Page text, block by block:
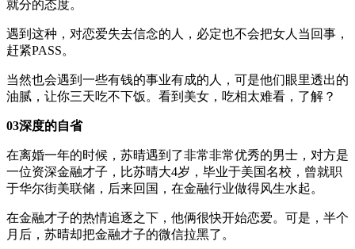
就分的态度。
遇到这种，对恋爱失去信念的人，必定也不会把女人当回事，
赶紧PASS。
当然也会遇到一些有钱的事业有成的人，可是他们眼里透出的
油腻，让你三天吃不下饭。看到美女，吃相太难看，了解？
03深度的自省
在离婚一年的时候，苏晴遇到了非常非常优秀的男士，对方是
一位资深金融才子，比苏晴大4岁，毕业于美国名校，曾就职
于华尔街美联储，后来回国，在金融行业做得风生水起。
在金融才子的热情追逐之下，他俩很快开始恋爱。可是，半个
月后，苏晴却把金融才子的微信拉黑了。